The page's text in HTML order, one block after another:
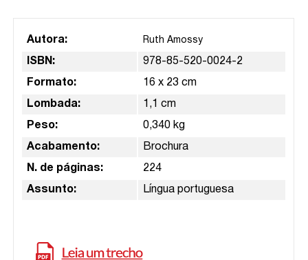
Autora: Ruth Amossy
ISBN: 978-85-520-0024-2
Formato: 16 x 23 cm
Lombada: 1,1 cm
Peso: 0,340 kg
Acabamento: Brochura
N. de páginas: 224
Assunto: Língua portuguesa